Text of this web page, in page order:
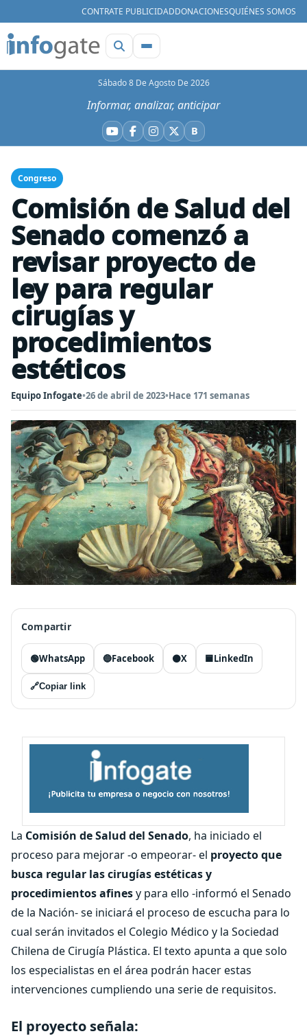
CONTRATE PUBLICIDADDONACIONESQUIÉNES SOMOS
Sábado 8 De Agosto De 2026
Informar, analizar, anticipar
YouTube
Facebook
Instagram
X BBluesky
Congreso
Comisión de Salud del
Senado comenzó a
revisar proyecto de
ley para regular
cirugías y
procedimientos
estéticos
Equipo Infogate•26 de abril de 2023•Hace 171 semanas
Compartir
🟢WhatsApp 🔵Facebook ⚫X 🟦LinkedIn
🔗Copiar link
La Comisión de Salud del Senado, ha iniciado el
proceso para mejorar -o empeorar- el proyecto que
busca regular las cirugías estéticas y
procedimientos afinesy para ello -informó el Senado
de la Nación- se iniciará el proceso de escucha para lo
cual serán invitados el Colegio Médico y la Sociedad
Chilena de Cirugía Plástica. El texto apunta a que solo
los especialistas en el área podrán hacer estas
intervenciones cumpliendo una serie de requisitos.
El proyecto señala: